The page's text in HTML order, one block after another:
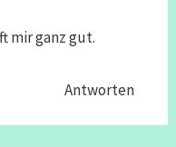
mir ganz gut.
Antworten